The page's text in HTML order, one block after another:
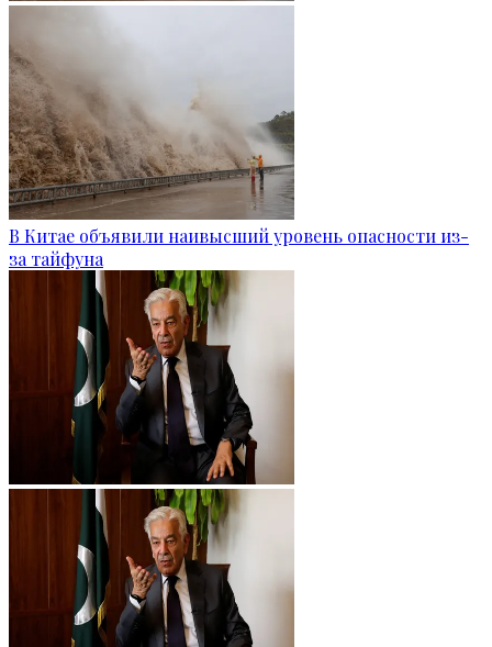
В Китае объявили наивысший уровень опасности из-
за тайфуна